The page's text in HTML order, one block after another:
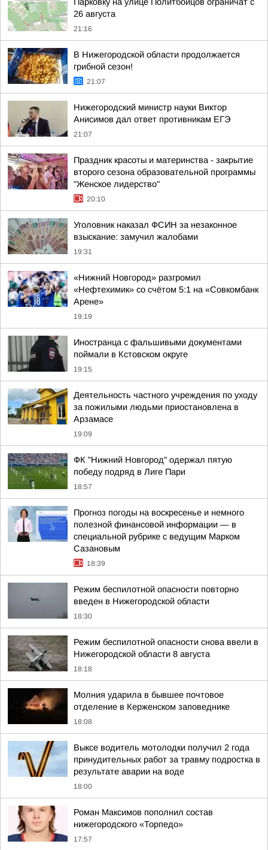
26 августа
21:16
В Нижегородской области продолжается
грибной сезон!
21:07
Нижегородский министр науки Виктор
Анисимов дал ответ противникам ЕГЭ
21:07
Праздник красоты и материнства - закрытие
второго сезона образовательной программы
"Женское лидерство"
20:10
Уголовник наказал ФСИН за незаконное
взыскание: замучил жалобами
19:31
«Нижний Новгород» разгромил
«Нефтехимик» со счётом 5:1 на «Совкомбанк
Арене»
19:19
Иностранца с фальшивыми документами
поймали в Кстовском округе
19:15
Деятельность частного учреждения по уходу
за пожилыми людьми приостановлена в
Арзамасе
19:09
ФК "Нижний Новгород" одержал пятую
победу подряд в Лиге Пари
18:57
Прогноз погоды на воскресенье и немного
полезной финансовой информации — в
специальной рубрике с ведущим Марком
Сазановым
18:39
Режим беспилотной опасности повторно
введен в Нижегородской области
18:30
Режим беспилотной опасности снова ввели в
Нижегородской области 8 августа
18:18
Молния ударила в бывшее почтовое
отделение в Керженском заповеднике
18:08
Выксе водитель мотолодки получил 2 года
принудительных работ за травму подростка в
результате аварии на воде
18:00
Роман Максимов пополнил состав
нижегородского «Торпедо»
17:57